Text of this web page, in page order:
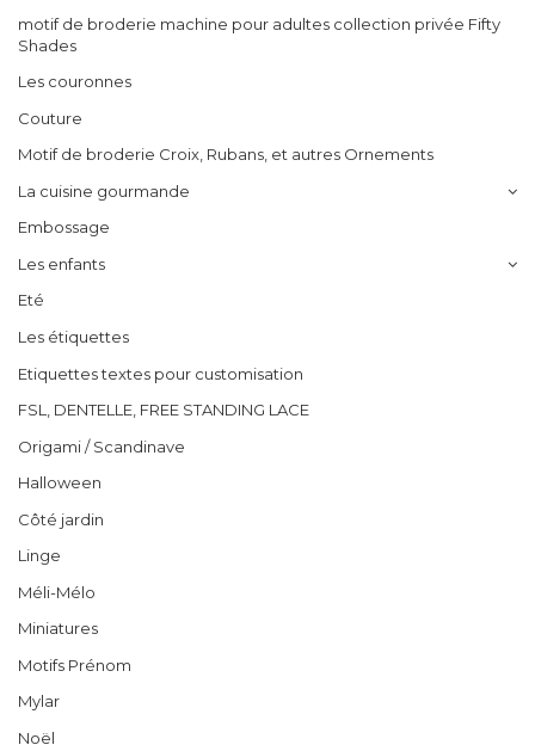
motif de broderie machine pour adultes collection privée Fifty
Shades
Les couronnes
Couture
Motif de broderie Croix, Rubans, et autres Ornements
La cuisine gourmande
Embossage
Les enfants
Eté
Les étiquettes
Etiquettes textes pour customisation
FSL, DENTELLE, FREE STANDING LACE
Origami / Scandinave
Halloween
Côté jardin
Linge
Méli-Mélo
Miniatures
Motifs Prénom
Mylar
Noël